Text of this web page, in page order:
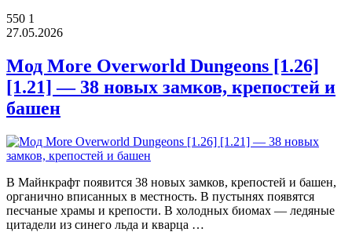
550 1
27.05.2026
Мод More Overworld Dungeons [1.26]
[1.21] — 38 новых замков, крепостей и
башен
В Майнкрафт появится 38 новых замков, крепостей и башен,
органично вписанных в местность. В пустынях появятся
песчаные храмы и крепости. В холодных биомах — ледяные
цитадели из синего льда и кварца …